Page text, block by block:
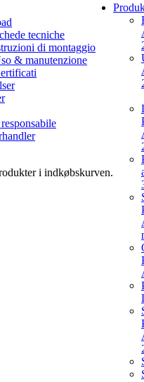
tecniche
di montaggio
& manutenzione
i indkøbskurven.